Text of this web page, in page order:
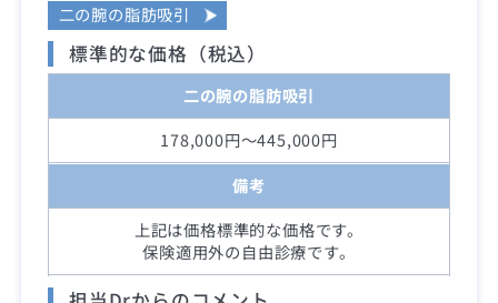
二の腕の脂肪吸引
標準的な価格（税込）
二の腕の脂肪吸引
178,000円～445,000円
備考
上記は価格標準的な価格です。
保険適用外の自由診療です。